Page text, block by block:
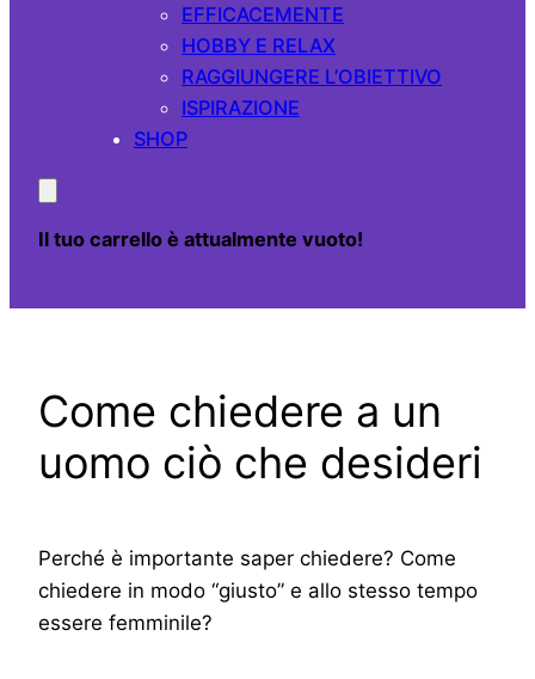
EFFICACEMENTE
HOBBY E RELAX
RAGGIUNGERE L’OBIETTIVO
ISPIRAZIONE
SHOP
Il tuo carrello è attualmente vuoto!
Come chiedere a un
uomo ciò che desideri
Perché è importante saper chiedere? Come
chiedere in modo “giusto” e allo stesso tempo
essere femminile?